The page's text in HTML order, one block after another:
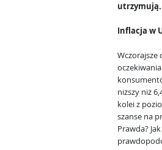
utrzymują.
Inflacja w
Wczorajsze
niższy niż
kolei z
szanse na
Prawda?